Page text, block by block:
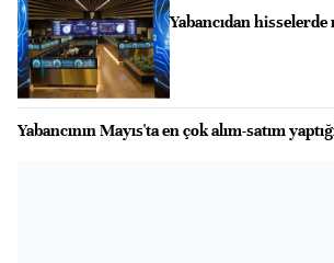
Yabancıdan hisselerde
Yabancının Mayıs'ta en çok alım-satım